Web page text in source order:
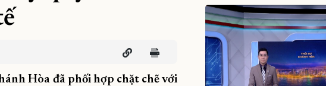
Hòa đã phối hợp chặt chẽ với